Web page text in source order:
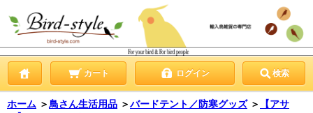
カート ログイン 検索
ホーム ＞鳥さん生活用品 ＞バードテント／防寒グッズ ＞
【アサ